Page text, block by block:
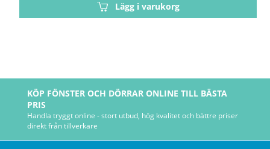
Lägg i varukorg
KÖP FÖNSTER OCH DÖRRAR ONLINE TILL BÄSTA
PRIS
Handla tryggt online - stort utbud, hög kvalitet och bättre priser
direkt från tillverkare